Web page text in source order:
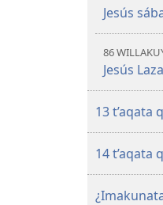
Jesús
86
Jesús
13 t’aqata
14 t’aqata